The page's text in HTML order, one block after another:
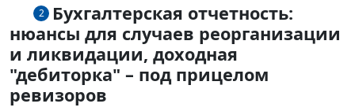
2
Бухгалтерская отчетность:
нюансы для случаев реорганизации
и ликвидации, доходная
"дебиторка" – под прицелом
ревизоров